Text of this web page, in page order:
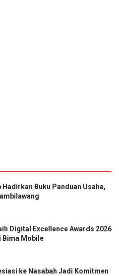
Hadirkan Buku Panduan Usaha,
Digital Excellence Awards 2026
Bima Mobile
ke Nasabah Jadi Komitmen